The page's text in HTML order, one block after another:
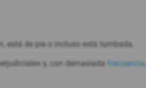
está de pie o incluso está tumbada.
y, con demasiada frecuencia,